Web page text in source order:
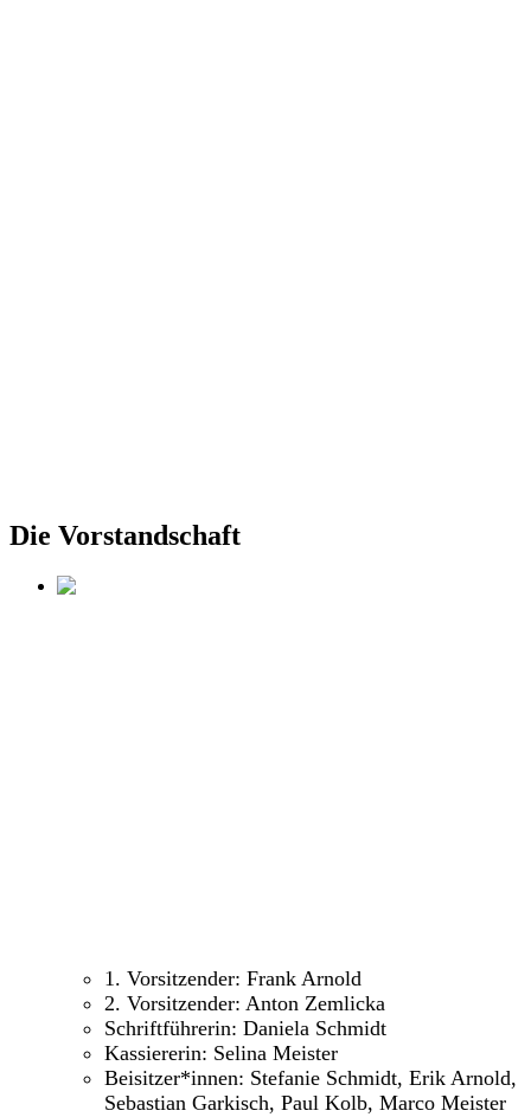
Die Vorstandschaft
1. Vorsitzender: Frank Arnold
2. Vorsitzender: Anton Zemlicka
Schriftführerin: Daniela Schmidt
Kassiererin: Selina Meister
Beisitzer*innen: Stefanie Schmidt, Erik Arnold,
Sebastian Garkisch, Paul Kolb, Marco Meister